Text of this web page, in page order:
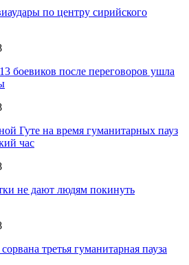
по центру сирийского
боевиков после переговоров ушла
Гуте на время гуманитарных пауз
час
не дают людям покинуть
третья гуманитарная пауза